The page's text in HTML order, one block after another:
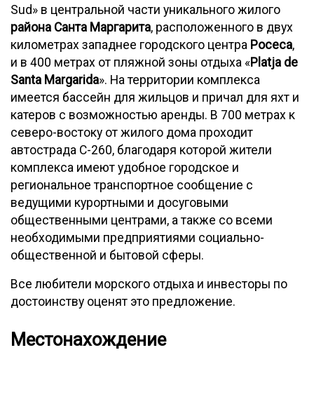
Sud» в центральной части уникального жилого
района Санта Маргарита, расположенного в двух
километрах западнее городского центра Росеса,
и в 400 метрах от пляжной зоны отдыха «Platja de
Santa Margarida». На территории комплекса
имеется бассейн для жильцов и причал для яхт и
катеров с возможностью аренды. В 700 метрах к
северо-востоку от жилого дома проходит
автострада С-260, благодаря которой жители
комплекса имеют удобное городское и
региональное транспортное сообщение с
ведущими курортными и досуговыми
общественными центрами, а также со всеми
необходимыми предприятиями социально-
общественной и бытовой сферы.
Все любители морского отдыха и инвесторы по
достоинству оценят это предложение.
Местонахождение